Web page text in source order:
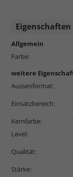
Eigenschaften
Allgemein
Farbe:
weitere
Aussenformat:
Einsatzbereich:
Kernfarbe:
Level:
Qualität:
Stärke: